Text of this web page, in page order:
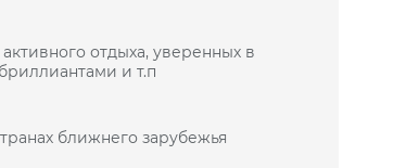
отдыха, уверенных в
и т.п
ближнего зарубежья